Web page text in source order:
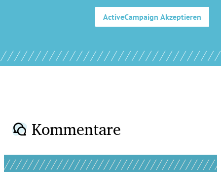
ActiveCampaign Akzeptieren
Kommentare